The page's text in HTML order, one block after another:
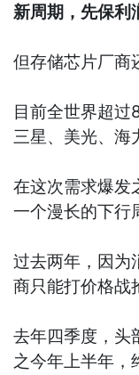
新周期，先保利
但存储芯片厂商
目前全世界超过
三星、美光、海
在这次需求爆发
一个漫长的下行
过去两年，因为
商只能打价格战
去年四季度，头
之今年上半年，